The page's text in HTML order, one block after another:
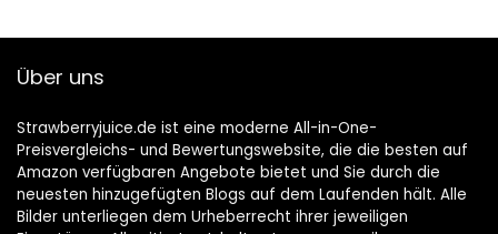
Über uns
Strawberryjuice.de ist eine moderne All-in-One-
Preisvergleichs- und Bewertungswebsite, die die besten auf
Amazon verfügbaren Angebote bietet und Sie durch die
neuesten hinzugefügten Blogs auf dem Laufenden hält. Alle
Bilder unterliegen dem Urheberrecht ihrer jeweiligen